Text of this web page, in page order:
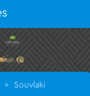
> Souvlaki